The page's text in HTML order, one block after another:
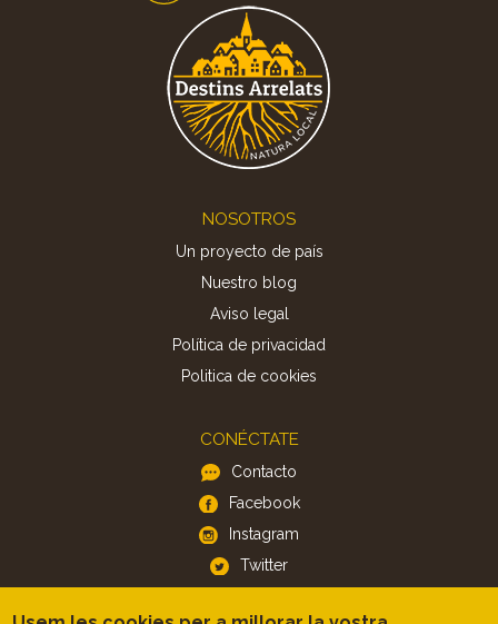
NOSOTROS
Un proyecto de país
Nuestro blog
Aviso legal
Política de privacidad
Politica de cookies
CONÉCTATE
Contacto
Facebook
Instagram
Twitter